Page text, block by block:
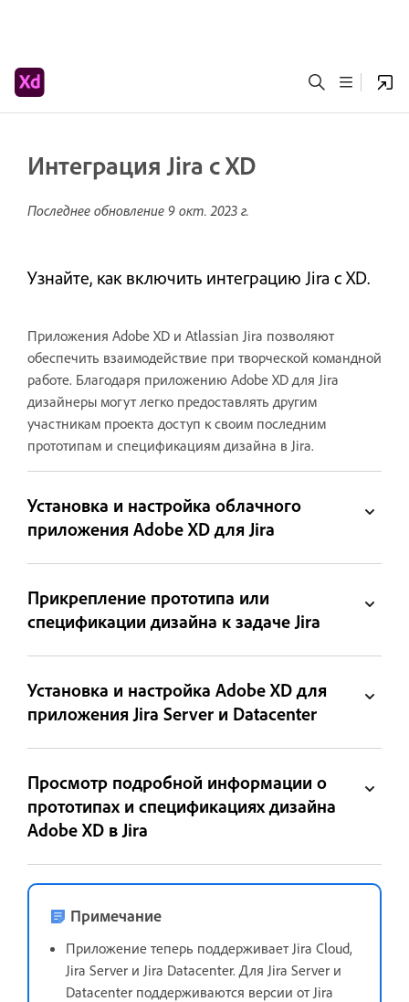
Интеграция Jira с XD
Последнее обновление 9 окт. 2023 г.
Узнайте, как включить интеграцию Jira с XD.
Приложения Adobe XD и Atlassian Jira позволяют
обеспечить взаимодействие при творческой командной
работе. Благодаря приложению Adobe XD для Jira
дизайнеры могут легко предоставлять другим
участникам проекта доступ к своим последним
прототипам и спецификациям дизайна в Jira.
Установка и настройка облачного
приложения Adobe XD для Jira
Прикрепление прототипа или
спецификации дизайна к задаче Jira
Установка и настройка Adobe XD для
приложения Jira Server и Datacenter
Просмотр подробной информации о
прототипах и спецификациях дизайна
Adobe XD в Jira
Примечание
Приложение теперь поддерживает Jira Cloud,
Jira Server и Jira Datacenter. Для Jira Server и
Datacenter поддерживаются версии от Jira